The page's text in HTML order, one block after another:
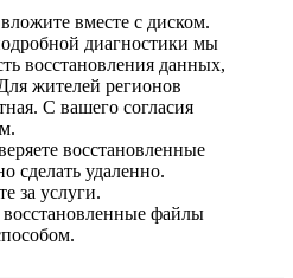
вместе с диском.
диагностики мы
восстановления данных,
жителей регионов
С вашего согласия
восстановленные
сделать удаленно.
за услуги.
файлы